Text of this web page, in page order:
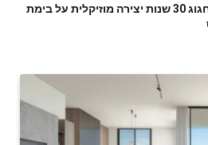
באה באהבה: שרית חדד תחגוג 30 שנות יצירה מוזיקלית על בימת